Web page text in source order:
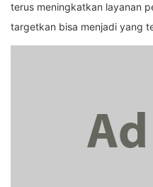
terus meningkatkan layanan
targetkan bisa menjadi yang